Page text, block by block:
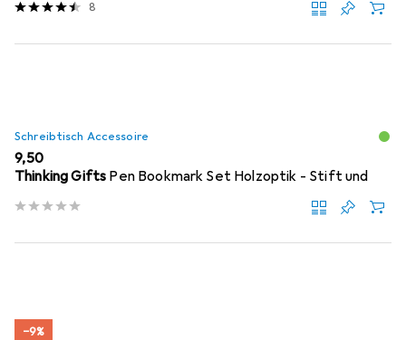
8
Schreibtisch Accessoire
EUR
9,50
Thinking Gifts Pen Bookmark Set Holzoptik - Stift und
−9%